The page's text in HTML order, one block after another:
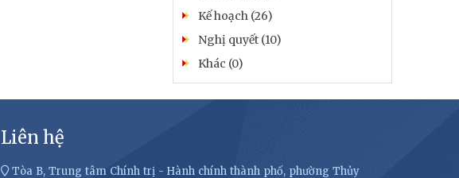
Kế hoạch (26)
Nghị quyết (10)
Khác (0)
Liên hệ
Tòa B, Trung tâm Chính trị - Hành chính thành phố, phường Thủy